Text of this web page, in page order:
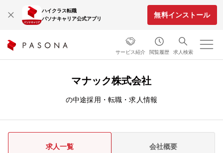
ハイクラス転職
パソナキャリア公式アプリ
無料インストール
サービス紹介 閲覧履歴 求人検索
マナック株式会社
の中途採用・転職・求人情報
求人一覧 会社概要